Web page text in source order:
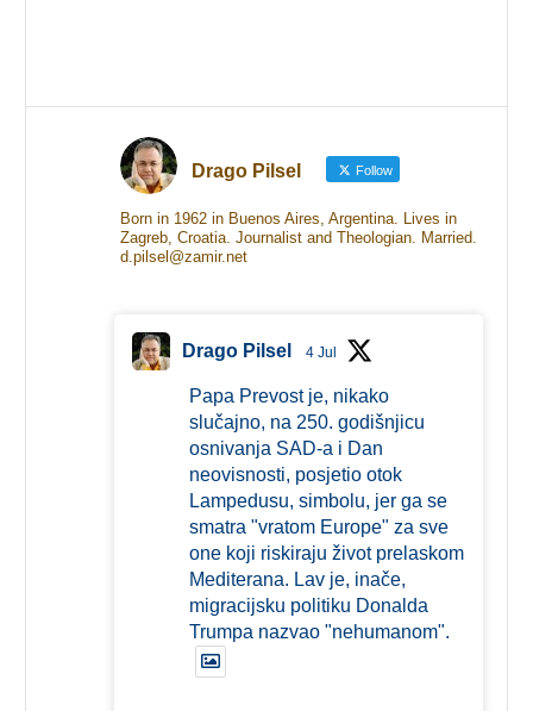
Drago Pilsel Follow
Born in 1962 in Buenos Aires, Argentina. Lives in
Zagreb, Croatia. Journalist and Theologian. Married.
d.pilsel@zamir.net
Drago Pilsel 4 Jul
Papa Prevost je, nikako
slučajno, na 250. godišnjicu
osnivanja SAD-a i Dan
neovisnosti, posjetio otok
Lampedusu, simbolu, jer ga se
smatra "vratom Europe" za sve
one koji riskiraju život prelaskom
Mediterana. Lav je, inače,
migracijsku politiku Donalda
Trumpa nazvao "nehumanom".